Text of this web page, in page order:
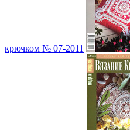
крючком № 07-2011